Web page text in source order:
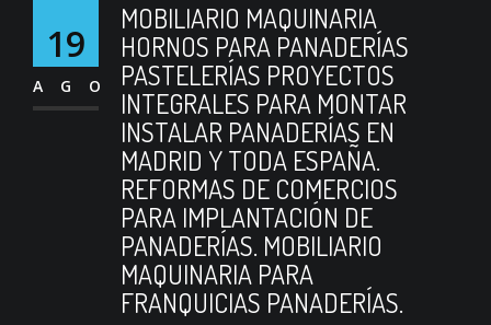
19
AGO
MOBILIARIO MAQUINARIA
HORNOS PARA PANADERÍAS
PASTELERÍAS PROYECTOS
INTEGRALES PARA MONTAR
INSTALAR PANADERÍAS EN
MADRID Y TODA ESPAÑA.
REFORMAS DE COMERCIOS
PARA IMPLANTACIÓN DE
PANADERÍAS. MOBILIARIO
MAQUINARIA PARA
FRANQUICIAS PANADERÍAS.